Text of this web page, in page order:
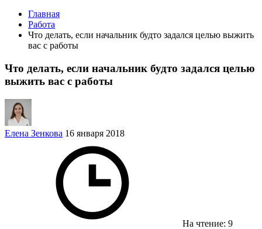
Главная
Работа
Что делать, если начальник будто задался целью выжить
вас с работы
Что делать, если начальник будто задался целью
выжить вас с работы
Елена Зенкова 16 января 2018
На чтение: 9